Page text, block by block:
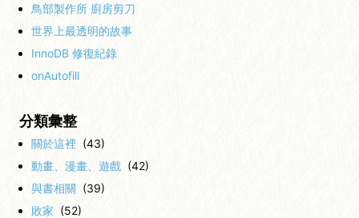
鳥部製作所 廚房剪刀
世界上最透明的故事
InnoDB 修復紀錄
onAutofill
分類彙整
關於這裡 (43)
動畫、漫畫、遊戲 (42)
與書相關 (39)
敗家 (52)